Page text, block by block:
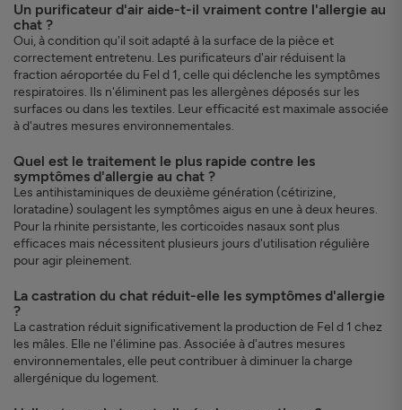
Un purificateur d'air aide-t-il vraiment contre l'allergie au
chat ?
Oui, à condition qu'il soit adapté à la surface de la pièce et
correctement entretenu. Les purificateurs d'air réduisent la
fraction aéroportée du Fel d 1, celle qui déclenche les symptômes
respiratoires. Ils n'éliminent pas les allergènes déposés sur les
surfaces ou dans les textiles. Leur efficacité est maximale associée
à d'autres mesures environnementales.
Quel est le traitement le plus rapide contre les
symptômes d'allergie au chat ?
Les antihistaminiques de deuxième génération (cétirizine,
loratadine) soulagent les symptômes aigus en une à deux heures.
Pour la rhinite persistante, les corticoïdes nasaux sont plus
efficaces mais nécessitent plusieurs jours d'utilisation régulière
pour agir pleinement.
La castration du chat réduit-elle les symptômes d'allergie
?
La castration réduit significativement la production de Fel d 1 chez
les mâles. Elle ne l'élimine pas. Associée à d'autres mesures
environnementales, elle peut contribuer à diminuer la charge
allergénique du logement.